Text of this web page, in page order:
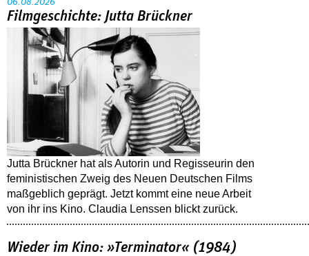
06.08.2026
Filmgeschichte: Jutta Brückner
Jutta Brückner hat als Autorin und Regisseurin den
feministischen Zweig des Neuen Deutschen Films
maßgeblich geprägt. Jetzt kommt eine neue Arbeit
von ihr ins Kino. Claudia Lenssen blickt zurück.
Wieder im Kino: »Terminator« (1984)